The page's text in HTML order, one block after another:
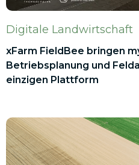
Digitale Landwirtschaft
xFarm FieldBee bringen
Betriebsplanung und
einzigen Plattform